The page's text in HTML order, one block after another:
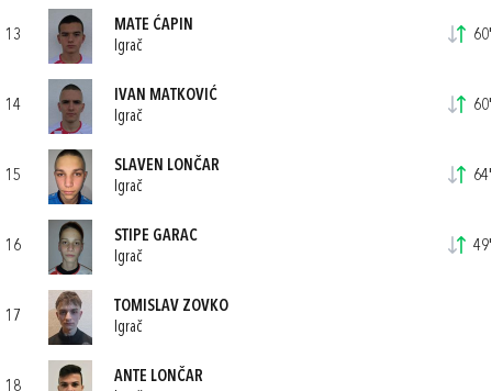
13
MATE ĆAPIN
Igrač
60'
14
IVAN MATKOVIĆ
Igrač
60'
15
SLAVEN LONČAR
Igrač
64'
16
STIPE GARAC
Igrač
49'
17
TOMISLAV ZOVKO
Igrač
18
ANTE LONČAR